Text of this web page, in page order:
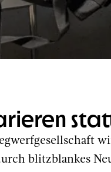
blitzblankes